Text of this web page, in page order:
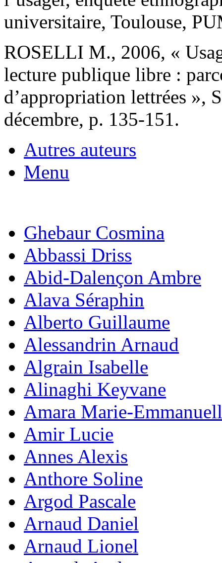
universitaire, Toulouse,
ROSELLI M., 2006, «
lecture publique libre :
d’appropriation lettrées »,
décembre, p. 135-151.
Autres auteurs
Menu
Ghebaur Cosmina
Abbassi Driss
Abid-Dalençon Ambre
Alava Séraphin
Alberto Guillaume
Alessandrin Arnaud
Algrain Isabelle
Alinaghi Keyvane
Amara Marie-
Amir Lucie
Annes Alexis
Anthore Soline
Argod Pascale
Arnaud Daniel
Arnaud Lionel